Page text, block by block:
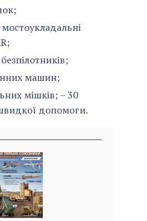
машин;
мішків; – 30
допомоги.